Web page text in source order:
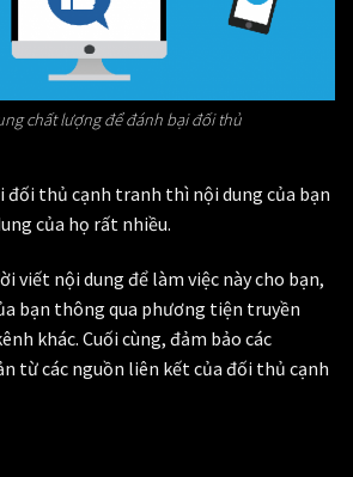
chất lượng để đánh bại đối thủ
đối thủ cạnh tranh thì nội dung của bạn
của họ rất nhiều.
viết nội dung để làm việc này cho bạn,
bạn thông qua phương tiện truyền
khác. Cuối cùng, đảm bảo các
từ các nguồn liên kết của đối thủ cạnh